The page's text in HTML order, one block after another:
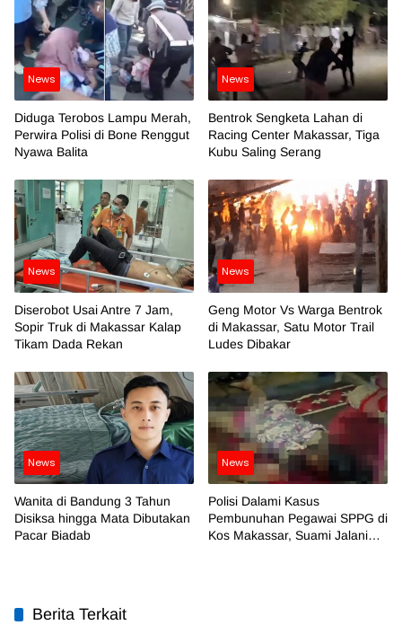
News
Diduga Terobos Lampu Merah,
Perwira Polisi di Bone Renggut
Nyawa Balita
News
Bentrok Sengketa Lahan di
Racing Center Makassar, Tiga
Kubu Saling Serang
News
Diserobot Usai Antre 7 Jam,
Sopir Truk di Makassar Kalap
Tikam Dada Rekan
News
Geng Motor Vs Warga Bentrok
di Makassar, Satu Motor Trail
Ludes Dibakar
News
Wanita di Bandung 3 Tahun
Disiksa hingga Mata Dibutakan
Pacar Biadab
News
Polisi Dalami Kasus
Pembunuhan Pegawai SPPG di
Kos Makassar, Suami Jalani
Berita Terkait